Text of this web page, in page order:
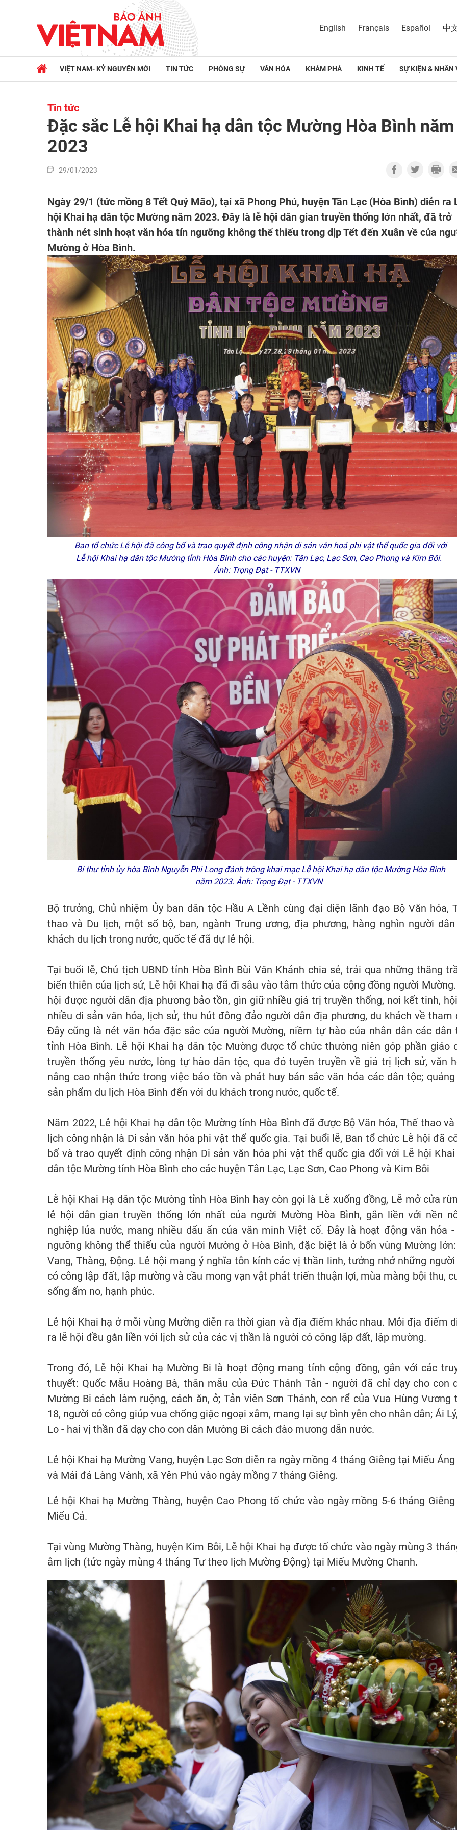
English Français Español 中
VIỆT NAM- KỶ NGUYÊN MỚI TIN TỨC PHÓNG SỰ VĂN HÓA KHÁM PHÁ KINH TẾ SỰ KIỆN & NHÂN
Tin tức
Đặc sắc Lễ hội Khai hạ dân tộc Mường Hòa Bình năm
2023
29/01/2023
Ngày 29/1 (tức mồng 8 Tết Quý Mão), tại xã Phong Phú, huyện Tân Lạc (Hòa Bình) diễn ra
hội Khai hạ dân tộc Mường năm 2023. Đây là lễ hội dân gian truyền thống lớn nhất, đã trở
thành nét sinh hoạt văn hóa tín ngưỡng không thể thiếu trong dịp Tết đến Xuân về của
Mường ở Hòa Bình.
Ban tổ chức Lễ hội đã công bố và trao quyết định công nhận di sản văn hoá phi vật thể quốc gia đối với
Lễ hội Khai hạ dân tộc Mường tỉnh Hòa Bình cho các huyện: Tân Lạc, Lạc Sơn, Cao Phong và Kim Bôi.
Ảnh: Trọng Đạt - TTXVN
Bí thư tỉnh ủy hòa Bình Nguyễn Phi Long đánh trông khai mạc Lễ hội Khai hạ dân tộc Mường Hòa Bình
năm 2023. Ảnh: Trọng Đạt - TTXVN
Bộ trưởng, Chủ nhiệm Ủy ban dân tộc Hầu A Lềnh cùng đại diện lãnh đạo Bộ Văn hóa,
thao và Du lịch, một số bộ, ban, ngành Trung ương, địa phương, hàng nghìn người
khách du lịch trong nước, quốc tế đã dự lễ hội.
Tại buổi lễ, Chủ tịch UBND tỉnh Hòa Bình Bùi Văn Khánh chia sẻ, trải qua những thăng
biến thiên của lịch sử, Lễ hội Khai hạ đã đi sâu vào tâm thức của cộng đồng người
hội được người dân địa phương bảo tồn, gìn giữ nhiều giá trị truyền thống, nơi kết tinh,
nhiều di sản văn hóa, lịch sử, thu hút đông đảo người dân địa phương, du khách về tham
Đây cũng là nét văn hóa đặc sắc của người Mường, niềm tự hào của nhân dân các dân
tỉnh Hòa Bình. Lễ hội Khai hạ dân tộc Mường được tổ chức thường niên góp phần giáo
truyền thống yêu nước, lòng tự hào dân tộc, qua đó tuyên truyền về giá trị lịch sử, văn
nâng cao nhận thức trong việc bảo tồn và phát huy bản sắc văn hóa các dân tộc;
sản phẩm du lịch Hòa Bình đến với du khách trong nước, quốc tế.
Năm 2022, Lễ hội Khai hạ dân tộc Mường tỉnh Hòa Bình đã được Bộ Văn hóa, Thể thao và
lịch công nhận là Di sản văn hóa phi vật thể quốc gia. Tại buổi lễ, Ban tổ chức Lễ hội đã
bố và trao quyết định công nhận Di sản văn hóa phi vật thể quốc gia đối với Lễ hội
dân tộc Mường tỉnh Hòa Bình cho các huyện Tân Lạc, Lạc Sơn, Cao Phong và Kim Bôi
Lễ hội Khai Hạ dân tộc Mường tỉnh Hòa Bình hay còn gọi là Lễ xuống đồng, Lễ mở cửa
lễ hội dân gian truyền thống lớn nhất của người Mường Hòa Bình, gắn liền với nền
nghiệp lúa nước, mang nhiều dấu ấn của văn minh Việt cổ. Đây là hoạt động văn hóa
ngưỡng không thể thiếu của người Mường ở Hòa Bình, đặc biệt là ở bốn vùng Mường
Vang, Thàng, Động. Lễ hội mang ý nghĩa tôn kính các vị thần linh, tưởng nhớ những
có công lập đất, lập mường và cầu mong vạn vật phát triển thuận lợi, mùa màng bội thu,
sống ấm no, hạnh phúc.
Lễ hội Khai hạ ở mỗi vùng Mường diễn ra thời gian và địa điểm khác nhau. Mỗi địa điểm
ra lễ hội đều gắn liền với lịch sử của các vị thần là người có công lập đất, lập mường.
Trong đó, Lễ hội Khai hạ Mường Bi là hoạt động mang tính cộng đồng, gắn với các
thuyết: Quốc Mẫu Hoàng Bà, thân mẫu của Đức Thánh Tản - người đã chỉ dạy cho con
Mường Bi cách làm ruộng, cách ăn, ở; Tản viên Sơn Thánh, con rể của Vua Hùng Vương
18, người có công giúp vua chống giặc ngoại xâm, mang lại sự bình yên cho nhân dân; Ải
Lo - hai vị thần đã dạy cho con dân Mường Bi cách đào mương dẫn nước.
Lễ hội Khai hạ Mường Vang, huyện Lạc Sơn diễn ra ngày mồng 4 tháng Giêng tại Miếu
và Mái đá Làng Vành, xã Yên Phú vào ngày mồng 7 tháng Giêng.
Lễ hội Khai hạ Mường Thàng, huyện Cao Phong tổ chức vào ngày mồng 5-6 tháng
Miếu Cả.
Tại vùng Mường Thàng, huyện Kim Bôi, Lễ hội Khai hạ được tổ chức vào ngày mùng 3
âm lịch (tức ngày mùng 4 tháng Tư theo lịch Mường Động) tại Miếu Mường Chanh.